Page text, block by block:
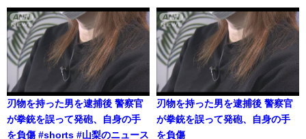
刃物を持った男を逮捕後 警察官
が拳銃を誤って発砲、自身の手
を負傷 #shorts #山梨のニュース
刃物を持った男を逮捕後 警察官
が拳銃を誤って発砲、自身の手
を負傷